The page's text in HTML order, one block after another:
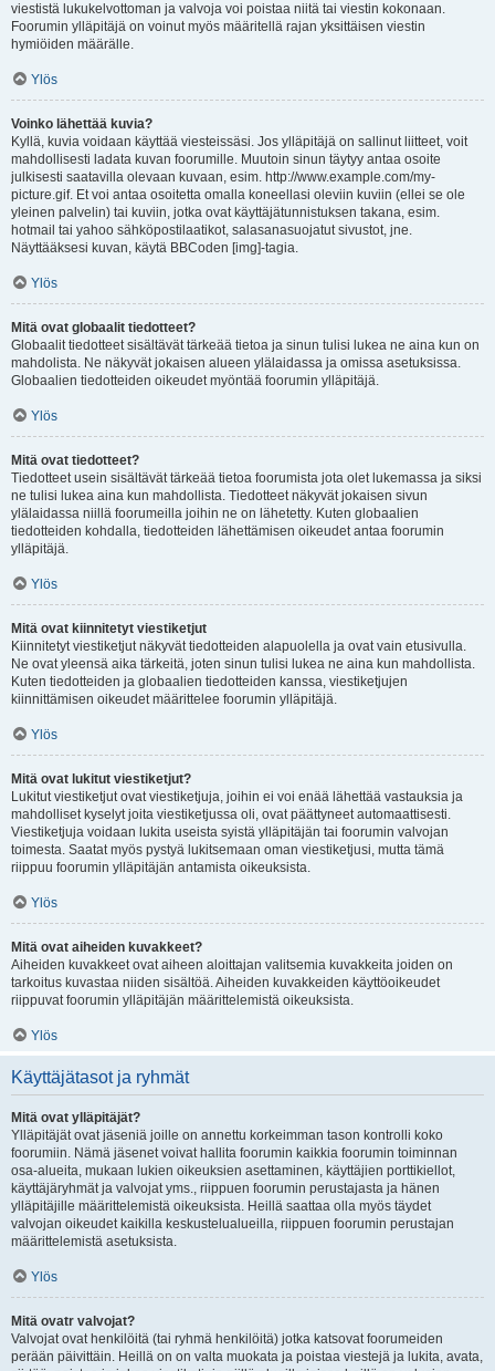
viestistä lukukelvottoman ja valvoja voi poistaa niitä tai viestin kokonaan.
Foorumin ylläpitäjä on voinut myös määritellä rajan yksittäisen viestin
hymiöiden määrälle.
Ylös
Voinko lähettää kuvia?
Kyllä, kuvia voidaan käyttää viesteissäsi. Jos ylläpitäjä on sallinut liitteet, voit
mahdollisesti ladata kuvan foorumille. Muutoin sinun täytyy antaa osoite
julkisesti saatavilla olevaan kuvaan, esim. http://www.example.com/my-
picture.gif. Et voi antaa osoitetta omalla koneellasi oleviin kuviin (ellei se ole
yleinen palvelin) tai kuviin, jotka ovat käyttäjätunnistuksen takana, esim.
hotmail tai yahoo sähköpostilaatikot, salasanasuojatut sivustot, jne.
Näyttääksesi kuvan, käytä BBCoden [img]-tagia.
Ylös
Mitä ovat globaalit tiedotteet?
Globaalit tiedotteet sisältävät tärkeää tietoa ja sinun tulisi lukea ne aina kun on
mahdolista. Ne näkyvät jokaisen alueen ylälaidassa ja omissa asetuksissa.
Globaalien tiedotteiden oikeudet myöntää foorumin ylläpitäjä.
Ylös
Mitä ovat tiedotteet?
Tiedotteet usein sisältävät tärkeää tietoa foorumista jota olet lukemassa ja siksi
ne tulisi lukea aina kun mahdollista. Tiedotteet näkyvät jokaisen sivun
ylälaidassa niillä foorumeilla joihin ne on lähetetty. Kuten globaalien
tiedotteiden kohdalla, tiedotteiden lähettämisen oikeudet antaa foorumin
ylläpitäjä.
Ylös
Mitä ovat kiinnitetyt viestiketjut
Kiinnitetyt viestiketjut näkyvät tiedotteiden alapuolella ja ovat vain etusivulla.
Ne ovat yleensä aika tärkeitä, joten sinun tulisi lukea ne aina kun mahdollista.
Kuten tiedotteiden ja globaalien tiedotteiden kanssa, viestiketjujen
kiinnittämisen oikeudet määrittelee foorumin ylläpitäjä.
Ylös
Mitä ovat lukitut viestiketjut?
Lukitut viestiketjut ovat viestiketjuja, joihin ei voi enää lähettää vastauksia ja
mahdolliset kyselyt joita viestiketjussa oli, ovat päättyneet automaattisesti.
Viestiketjuja voidaan lukita useista syistä ylläpitäjän tai foorumin valvojan
toimesta. Saatat myös pystyä lukitsemaan oman viestiketjusi, mutta tämä
riippuu foorumin ylläpitäjän antamista oikeuksista.
Ylös
Mitä ovat aiheiden kuvakkeet?
Aiheiden kuvakkeet ovat aiheen aloittajan valitsemia kuvakkeita joiden on
tarkoitus kuvastaa niiden sisältöä. Aiheiden kuvakkeiden käyttöoikeudet
riippuvat foorumin ylläpitäjän määrittelemistä oikeuksista.
Ylös
Käyttäjätasot ja ryhmät
Mitä ovat ylläpitäjät?
Ylläpitäjät ovat jäseniä joille on annettu korkeimman tason kontrolli koko
foorumiin. Nämä jäsenet voivat hallita foorumin kaikkia foorumin toiminnan
osa-alueita, mukaan lukien oikeuksien asettaminen, käyttäjien porttikiellot,
käyttäjäryhmät ja valvojat yms., riippuen foorumin perustajasta ja hänen
ylläpitäjille määrittelemistä oikeuksista. Heillä saattaa olla myös täydet
valvojan oikeudet kaikilla keskustelualueilla, riippuen foorumin perustajan
määrittelemistä asetuksista.
Ylös
Mitä ovatr valvojat?
Valvojat ovat henkilöitä (tai ryhmä henkilöitä) jotka katsovat foorumeiden
perään päivittäin. Heillä on on valta muokata ja poistaa viestejä ja lukita, avata,